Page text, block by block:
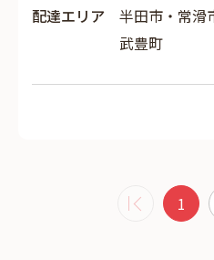
配達エリア
半田市・常滑
武豊町
1